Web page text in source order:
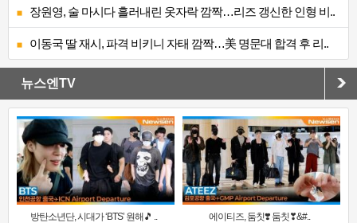
장원영, 술 마시다 흘러내린 옷자락 깜짝…리즈 갱신한 인형 비..
이동국 딸 재시, 파격 비키니 자태 깜짝…美 명문대 합격 후 리..
뉴스엔TV
방탄소년단, 시대가 ‘BTS’ 원해🎵 .. 에이티즈, 둠칫❣️ 둠칫❣&#..